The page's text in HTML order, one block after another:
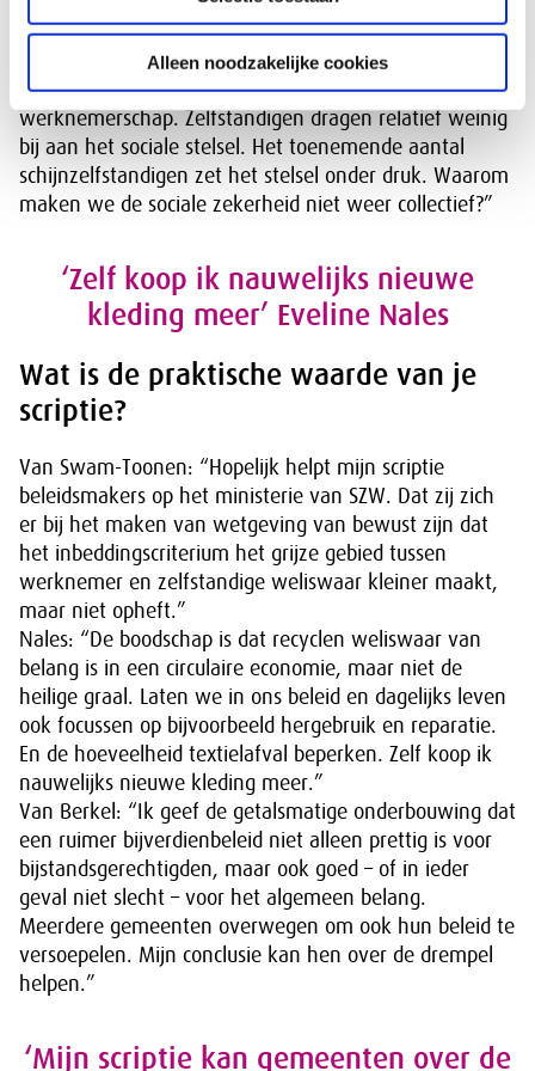
Alleen noodzakelijke cookies
Van Swam-Toonen: “Werkgevers, werknemers én de
maatschappij hebben belang bij een heldere en
hanteerbare afbakening tussen zzp en
werknemerschap. Zelfstandigen dragen relatief weinig
bij aan het sociale stelsel. Het toenemende aantal
schijnzelfstandigen zet het stelsel onder druk. Waarom
maken we de sociale zekerheid niet weer collectief?”
‘Zelf koop ik nauwelijks nieuwe
kleding meer’ Eveline Nales
Wat is de praktische waarde van je
scriptie?
Van Swam-Toonen: “Hopelijk helpt mijn scriptie
beleidsmakers op het ministerie van SZW. Dat zij zich
er bij het maken van wetgeving van bewust zijn dat
het inbeddingscriterium het grijze gebied tussen
werknemer en zelfstandige weliswaar kleiner maakt,
maar niet opheft.”
Nales: “De boodschap is dat recyclen weliswaar van
belang is in een circulaire economie, maar niet de
heilige graal. Laten we in ons beleid en dagelijks leven
ook focussen op bijvoorbeeld hergebruik en reparatie.
En de hoeveelheid textielafval beperken. Zelf koop ik
nauwelijks nieuwe kleding meer.”
Van Berkel: “Ik geef de getalsmatige onderbouwing dat
een ruimer bijverdienbeleid niet alleen prettig is voor
bijstandsgerechtigden, maar ook goed – of in ieder
geval niet slecht – voor het algemeen belang.
Meerdere gemeenten overwegen om ook hun beleid te
versoepelen. Mijn conclusie kan hen over de drempel
helpen.”
‘Mijn scriptie kan gemeenten over de